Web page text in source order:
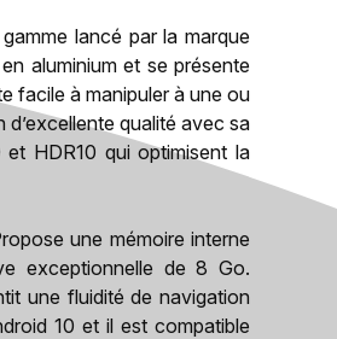
lancé par la marque
aluminium et se présente
facile à manipuler à une ou
qualité avec sa
HDR10 qui optimisent la
une mémoire interne
exceptionnelle de 8 Go.
une fluidité de navigation
10 et il est compatible